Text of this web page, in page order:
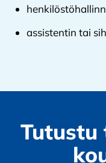
assistentin tai